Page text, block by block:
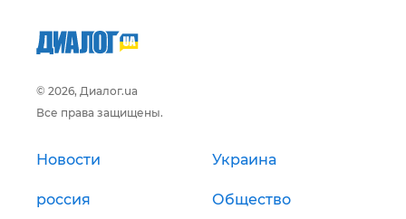
© 2026, Диалог.ua
Все права защищены.
Новости Украина
россия Общество